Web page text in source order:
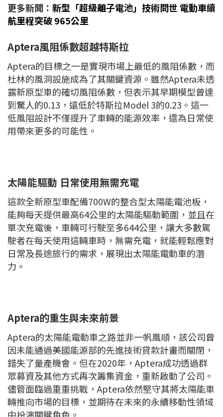
更多新聞： 新型「超級離子電池」技術問世 電動車續
航里程突破 965公里
Aptera風阻係數超越特斯拉
Aptera的目標之一是實現市場上最低的風阻係數，而
杜林的風洞設施成為了其關鍵資源。雖然Aptera未透
露新原型車的確切風阻係數，但表示其早期模型曾達
到驚人的0.13，遠低於特斯拉Model 3的0.23。這一
低風阻設計不僅提升了車輛的能源效率，還為日常使
用帶來更多的可能性。
太陽能驅動 日常使用無需充電
這款全新原型車配備700W的整合型太陽能電池板，
能夠每天提供最高64公里的太陽能驅動範圍，並且在
單次充電後，車輛可行駛至多644公里，讓大多數駕
駛者在每天使用這輛車時，無需充電，就能輕鬆應對
日常及長途旅行的需求，展現出太陽能電動車的潛
力。
Aptera的重生與未來前景
Aptera的太陽能電動車之路並非一帆風順，該公司曾
因未能通過美國能源部的先進技術貸款計畫而關閉，
錯失了量產機會。但在2020年，Aptera成功透過群
眾募資及其他方式再次籌集資金，重新啟動了公司。
儘管面臨過重重挑戰，Aptera依然堅守其將太陽能車
輛推向市場的目標，並期待在未來的永續移動性領域